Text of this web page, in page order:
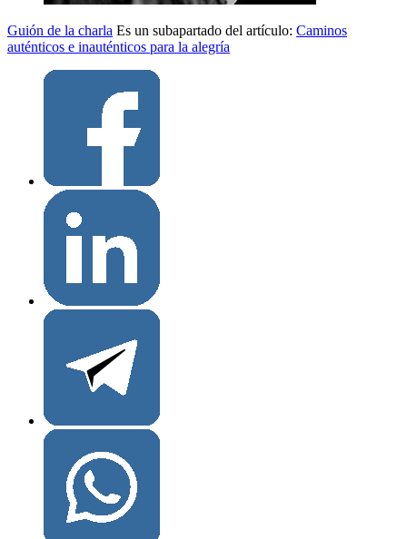
Guión de la charla Es un subapartado del artículo: Caminos
auténticos e inauténticos para la alegría